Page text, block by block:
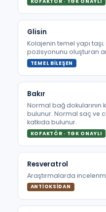
Glisin
Kolajenin temel yapı
pozisyonunu oluşturan
TEMEL BILEŞEN
Bakır
Normal bağ dokularının
bulunur. Normal saç ve
katkıda bulunur.
KOFAKTÖR · TGK ONAYLI
Resveratrol
Araştırmalarda
ANTIOKSIDAN